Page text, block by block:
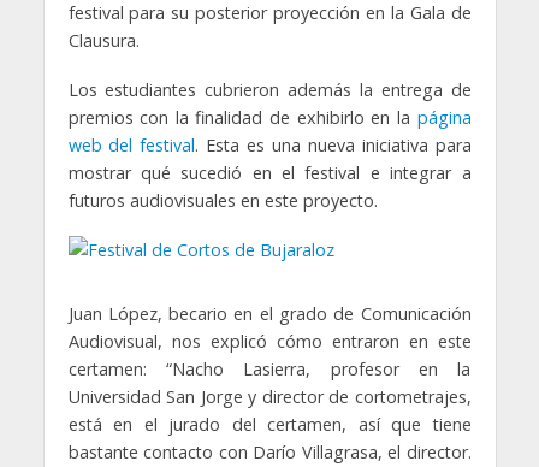
festival para su posterior proyección en la Gala de
Clausura.
Los estudiantes cubrieron además la entrega de
premios con la finalidad de exhibirlo en la página
web del festival. Esta es una nueva iniciativa para
mostrar qué sucedió en el festival e integrar a
futuros audiovisuales en este proyecto.
Juan López, becario en el grado de Comunicación
Audiovisual, nos explicó cómo entraron en este
certamen: “Nacho Lasierra, profesor en la
Universidad San Jorge y director de cortometrajes,
está en el jurado del certamen, así que tiene
bastante contacto con Darío Villagrasa, el director.